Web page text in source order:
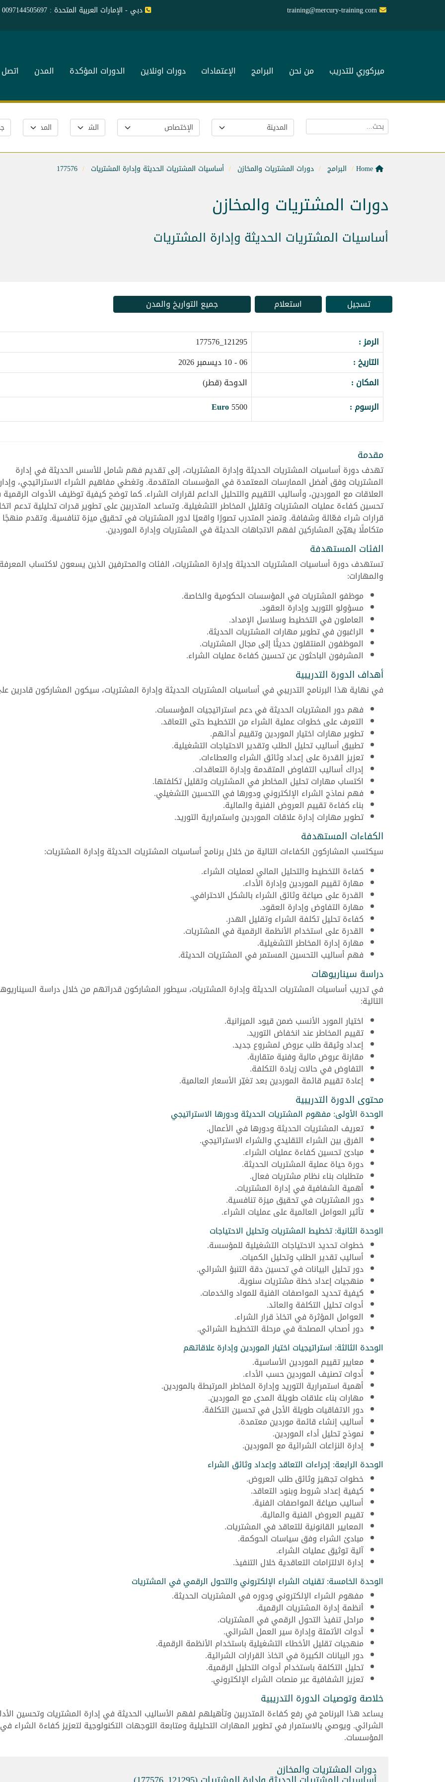
training@mercury-training.com دبي - الإمارات العربية المتحدة : 0097144505697
ميركوري للتدريب من نحن البرامج الإعتمادات دورات اونلاين الدورات المؤكدة المدن اتصل
البرامج دورات المشتريات والمخازن أساسيات المشتريات الحديثة وإدارة المشتريات 177576
دورات المشتريات والمخازن
أساسيات المشتريات الحديثة وإدارة المشتريات
تسجيل استعلام جميع التواريخ والمدن
الرمز :
121295_177576
التاريخ :
06 - 10 ديسمبر 2026
المكان :
الدوحة (قطر)
الرسوم :
5500
Euro
مقدمة
تهدف دورة أساسيات المشتريات الحديثة وإدارة المشتريات، إلى تقديم فهم شامل للأسس الحديثة في إدارة
المشتريات وفق أفضل الممارسات المعتمدة في المؤسسات المتقدمة. وتغطي مفاهيم الشراء الاستراتيجي،
العلاقات مع الموردين، وأساليب التقييم والتحليل الداعم لقرارات الشراء. كما توضح كيفية توظيف الأدوات
تحسين كفاءة عمليات المشتريات وتقليل المخاطر التشغيلية. وتساعد المتدربين على تطوير قدرات تحليلية تدعم
قرارات شراء فعّالة وشفافة. وتمنح المتدرب تصورًا واقعيًا لدور المشتريات في تحقيق ميزة تنافسية. وتقدم منهجًا
متكاملًا يهيّئ المشاركين لفهم الاتجاهات الحديثة في المشتريات وإدارة الموردين.
الفئات المستهدفة
تستهدف دورة أساسيات المشتريات الحديثة وإدارة المشتريات، الفئات والمحترفين الذين يسعون لاكتساب
والمهارات:
موظفو المشتريات في المؤسسات الحكومية والخاصة.
مسؤولو التوريد وإدارة العقود.
العاملون في التخطيط وسلاسل الإمداد.
الراغبون في تطوير مهارات المشتريات الحديثة.
الموظفون المنتقلون حديثًا إلى مجال المشتريات.
المشرفون الباحثون عن تحسين كفاءة عمليات الشراء.
أهداف الدورة التدريبية
في نهاية هذا البرنامج التدريبي في أساسيات المشتريات الحديثة وإدارة المشتريات، سيكون المشاركون قادرين
فهم دور المشتريات الحديثة في دعم استراتيجيات المؤسسات.
التعرف على خطوات عملية الشراء من التخطيط حتى التعاقد.
تطوير مهارات اختيار الموردين وتقييم أدائهم.
تطبيق أساليب تحليل الطلب وتقدير الاحتياجات التشغيلية.
تعزيز القدرة على إعداد وثائق الشراء والعطاءات.
إدراك أساليب التفاوض المتقدمة وإدارة التعاقدات.
اكتساب مهارات تحليل المخاطر في المشتريات وتقليل تكلفتها.
فهم نماذج الشراء الإلكتروني ودورها في التحسين التشغيلي.
بناء كفاءة تقييم العروض الفنية والمالية.
تطوير مهارات إدارة علاقات الموردين واستمرارية التوريد.
الكفاءات المستهدفة
سيكتسب المشاركون الكفاءات التالية من خلال برنامج أساسيات المشتريات الحديثة وإدارة المشتريات:
كفاءة التخطيط والتحليل المالي لعمليات الشراء.
مهارة تقييم الموردين وإدارة الأداء.
القدرة على صياغة وثائق الشراء بالشكل الاحترافي.
مهارة التفاوض وإدارة العقود.
كفاءة تحليل تكلفة الشراء وتقليل الهدر.
القدرة على استخدام الأنظمة الرقمية في المشتريات.
مهارة إدارة المخاطر التشغيلية.
فهم أساليب التحسين المستمر في المشتريات الحديثة.
دراسة سيناريوهات
في تدريب أساسيات المشتريات الحديثة وإدارة المشتريات، سيطور المشاركون قدراتهم من خلال دراسة
التالية:
اختيار المورد الأنسب ضمن قيود الميزانية.
تقييم المخاطر عند انخفاض التوريد.
إعداد وثيقة طلب عروض لمشروع جديد.
مقارنة عروض مالية وفنية متقاربة.
التفاوض في حالات زيادة التكلفة.
إعادة تقييم قائمة الموردين بعد تغيّر الأسعار العالمية.
محتوى الدورة التدريبية
الوحدة الأولى: مفهوم المشتريات الحديثة ودورها الاستراتيجي
تعريف المشتريات الحديثة ودورها في الأعمال.
الفرق بين الشراء التقليدي والشراء الاستراتيجي.
مبادئ تحسين كفاءة عمليات الشراء.
دورة حياة عملية المشتريات الحديثة.
متطلبات بناء نظام مشتريات فعال.
أهمية الشفافية في إدارة المشتريات.
دور المشتريات في تحقيق ميزة تنافسية.
تأثير العوامل العالمية على عمليات الشراء.
الوحدة الثانية: تخطيط المشتريات وتحليل الاحتياجات
خطوات تحديد الاحتياجات التشغيلية للمؤسسة.
أساليب تقدير الطلب وتحليل الكميات.
دور تحليل البيانات في تحسين دقة التنبؤ الشرائي.
منهجيات إعداد خطة مشتريات سنوية.
كيفية تحديد المواصفات الفنية للمواد والخدمات.
أدوات تحليل التكلفة والعائد.
العوامل المؤثرة في اتخاذ قرار الشراء.
دور أصحاب المصلحة في مرحلة التخطيط الشرائي.
الوحدة الثالثة: استراتيجيات اختيار الموردين وإدارة علاقاتهم
معايير تقييم الموردين الأساسية.
أدوات تصنيف الموردين حسب الأداء.
أهمية استمرارية التوريد وإدارة المخاطر المرتبطة بالموردين.
مهارات بناء علاقات طويلة المدى مع الموردين.
دور الاتفاقيات طويلة الأجل في تحسين التكلفة.
أساليب إنشاء قائمة موردين معتمدة.
نموذج تحليل أداء الموردين.
إدارة النزاعات الشرائية مع الموردين.
الوحدة الرابعة: إجراءات التعاقد وإعداد وثائق الشراء
خطوات تجهيز وثائق طلب العروض.
كيفية إعداد شروط وبنود التعاقد.
أساليب صياغة المواصفات الفنية.
تقييم العروض الفنية والمالية.
المعايير القانونية للتعاقد في المشتريات.
مبادئ الشراء وفق سياسات الحوكمة.
آلية توثيق عمليات الشراء.
إدارة الالتزامات التعاقدية خلال التنفيذ.
الوحدة الخامسة: تقنيات الشراء الإلكتروني والتحول الرقمي في المشتريات
مفهوم الشراء الإلكتروني ودوره في المشتريات الحديثة.
أنظمة إدارة المشتريات الرقمية.
مراحل تنفيذ التحول الرقمي في المشتريات.
أدوات الأتمتة وإدارة سير العمل الشرائي.
منهجيات تقليل الأخطاء التشغيلية باستخدام الأنظمة الرقمية.
دور البيانات الكبيرة في اتخاذ القرارات الشرائية.
تحليل التكلفة باستخدام أدوات التحليل الرقمية.
تعزيز الشفافية عبر منصات الشراء الإلكتروني.
خلاصة وتوصيات الدورة التدريبية
يساعد هذا البرنامج في رفع كفاءة المتدربين وتأهيلهم لفهم الأساليب الحديثة في إدارة المشتريات وتحسين
الشرائي. ويوصي بالاستمرار في تطوير المهارات التحليلية ومتابعة التوجهات التكنولوجية لتعزيز كفاءة الشراء في
المؤسسات.
دورات المشتريات والمخازن